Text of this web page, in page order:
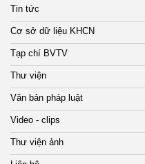
Tin tức
Cơ sở dữ liệu KHCN
Tạp chí BVTV
Thư viện
Văn bản pháp luật
Video - clips
Thư viện ảnh